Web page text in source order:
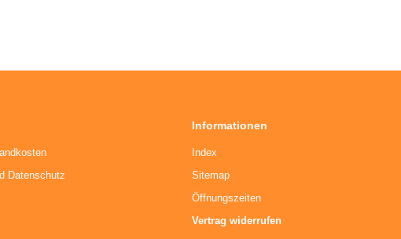
Datenschutz
Informationen
Index
Sitemap
Öffnungszeiten
Vertrag widerrufen